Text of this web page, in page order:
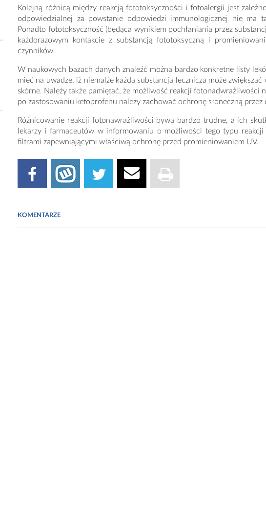
Kolejną różnicą między reakcją fototoksyczności i fotoalergii jest
odpowiedzialnej za powstanie odpowiedzi immunologicznej nie ma
Ponadto fototoksyczność (będąca wynikiem pochłaniania przez
każdorazowym kontakcie z substancją fototoksyczną i
czynników.
W naukowych bazach danych znaleźć można bardzo konkretne listy
mieć na uwadze, iż niemalże każda substancja lecznicza może
skórne. Należy także pamiętać, że możliwość reakcji
po zastosowaniu ketoprofenu należy zachować ochronę słoneczną przez
Różnicowanie reakcji fotonawrażliwości bywa bardzo trudne, a ich
lekarzy i farmaceutów w informowaniu o możliwości tego typu
filtrami zapewniającymi właściwą ochronę przed promieniowaniem UV.
KOMENTARZE